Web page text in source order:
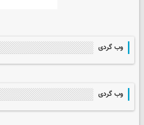
وب گردی
وب گردی